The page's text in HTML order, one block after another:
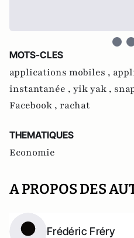
MOTS-CLES
applications mobiles ,
instantanée , yik yak ,
Facebook , rachat
THEMATIQUES
Economie
A PROPOS DES
Frédéric Fréry